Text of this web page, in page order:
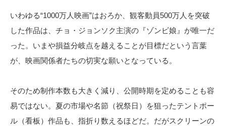
いわゆる“1000万人映画”はおろか、観客動員500万人を突破
した作品は、チョ・ジョンソク主演の『ゾンビ娘』が唯一だ
った。いまや損益分岐点を越えることが目標だという言葉
が、映画関係者たちの切実な願いとなっている。
そのため制作本数も大きく減り、公開時期を定めることも容
易ではない。夏の市場や名節（祝祭日）を狙ったテントポー
ル（看板）作品も、指折り数えるほどだ。だがスクリーンの